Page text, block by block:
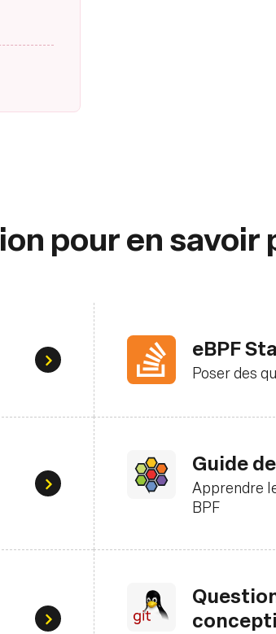
pour en savoir
Article Wikipédia sur eBPF
eBPF
Poser des
Échanger sur eBPF
Guide
Apprendre
BPF
Documentation BPF dans le noyau